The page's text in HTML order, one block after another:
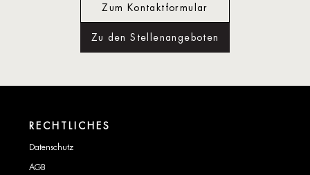
Zu den Stellenangeboten
Zum Kontaktformular
RECHTLICHES
Datenschutz
AGB